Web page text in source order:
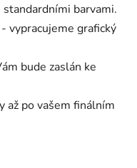
barvami.
vypracujeme grafický
bude zaslán ke
až po vašem finálním